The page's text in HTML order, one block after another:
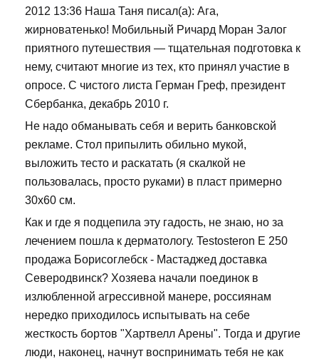
2012 13:36 Наша Таня писал(а): Ага,
жирноватенько! Мобильный Ричард Моран Залог
приятного путешествия — тщательная подготовка к
нему, считают многие из тех, кто принял участие в
опросе. С чистого листа Герман Греф, президент
Сбербанка, декабрь 2010 г.
Не надо обманывать себя и верить банковской
рекламе. Стол припылить обильно мукой,
выложить тесто и раскатать (я скалкой не
пользовалась, просто руками) в пласт примерно
30х60 см.
Как и где я подцепила эту гадость, не знаю, но за
лечением пошла к дерматологу. Testosteron E 250
продажа Борисоглебск - Мастаджед доставка
Северодвинск? Хозяева начали поединок в
излюбленной агрессивной манере, россиянам
нередко приходилось испытывать на себе
жесткость бортов "Хартвелл Арены". Тогда и другие
люди, наконец, начнут воспринимать тебя не как